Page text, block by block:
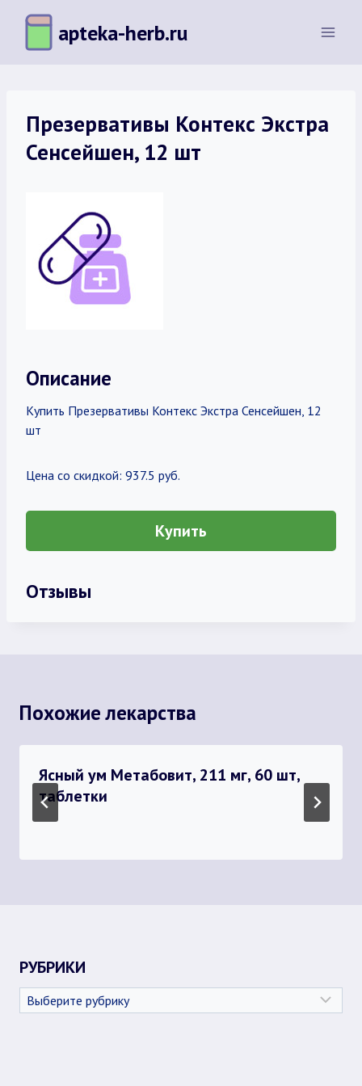
Перейти
содержимому
apteka-herb.ru
Презервативы Контекс Экстра
Сенсейшен, 12 шт
Описание
Купить Презервативы Контекс Экстра Сенсейшен, 12
шт
Цена со скидкой: 937.5 руб.
Купить
Отзывы
Похожие лекарства
Ясный ум Метабовит, 211 мг, 60 шт,
таблетки
РУБРИКИ
Рубрики